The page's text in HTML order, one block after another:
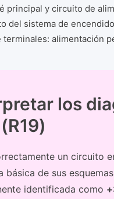
principal y circuito de
del sistema de encendido
alimentación
los
un circuito
básica de sus
identificada como